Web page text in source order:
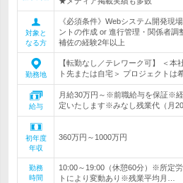
対象と
なる方
《必須条件》Webシステム開発現
ントの作成 or 進行管理・関係者調
補佐の経験2年以上
勤務地
【転勤なし／テレワーク可】 ＜本
ト先または自宅＞ プロジェクトは
給与
月給30万円～※前職給与を保証※
定いたします※みなし残業代（月
初年度
年収
360万円～1000万円
勤務
時間
10:00～19:00（休憩60分）※所定
トにより変動あり※残業平均月…